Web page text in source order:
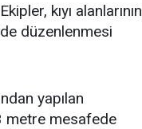
kıyı alanlarının
düzenlenmesi
yapılan
metre mesafede